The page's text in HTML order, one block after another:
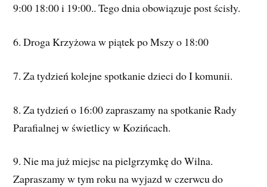
9:00 18:00 i 19:00.. Tego dnia obowiązuje post ścisły.
6. Droga Krzyżowa w piątek po Mszy o 18:00
7. Za tydzień kolejne spotkanie dzieci do I komunii.
8. Za tydzień o 16:00 zapraszamy na spotkanie Rady
Parafialnej w świetlicy w Kozińcach.
9. Nie ma już miejsc na pielgrzymkę do Wilna.
Zapraszamy w tym roku na wyjazd w czerwcu do